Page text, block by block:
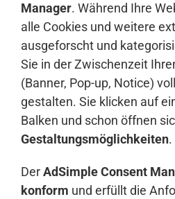
Manager. Während Ihre
alle Cookies und weitere
ausgeforscht und
Sie in der Zwischenzeit
(Banner, Pop-up, Notice)
gestalten. Sie klicken auf
Balken und schon öffnen
Gestaltungsmöglichkeiten.
DerAdSimple Consent
konform und erfüllt die